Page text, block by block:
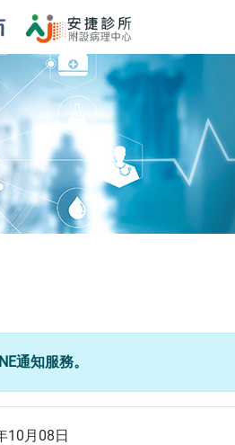
通知服務。
10月08日